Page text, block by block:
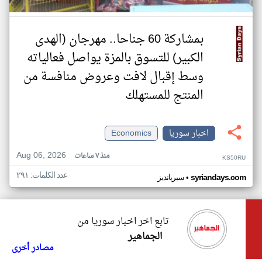
بمشاركة 60 جناحا.. مهرجان (الهدى
الكبير) للتسوق بالمزة يواصل فعالياته
وسط إقبال لافت وعروض منافسة من
المنتج للمستهلك
اخبار سوريا
Economics
Aug 06, 2026
منذ ٧ ساعات KS50RU
سيريانديز• syriandays.com عدد الكلمات: ٢٩١
تابع اخر اخبار سوريا من
الجماهير
مصادر أخرى